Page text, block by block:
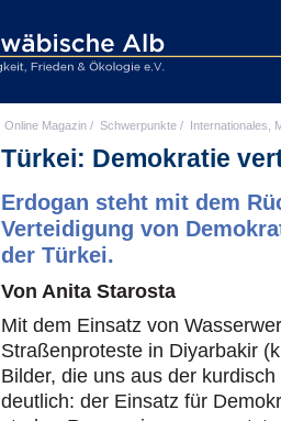
Online Magazin / Schwerpunkte / Internationales,
Türkei: Demokratie
Erdogan steht mit dem
Verteidigung von
der Türkei.
Von Anita Starosta
Mit dem Einsatz von
Straßenproteste in Diyarbakir
Bilder, die uns aus der
deutlich: der Einsatz für